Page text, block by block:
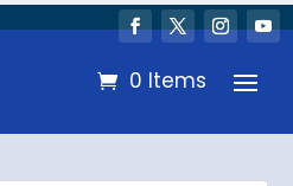
0 Items